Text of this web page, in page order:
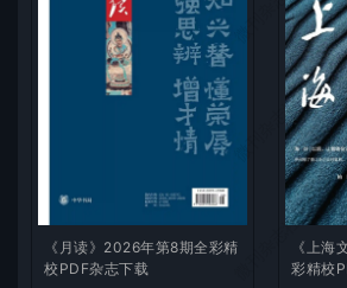
《月读》2026年第8期全彩精
校PDF杂志下载
《上海
彩精校
微刊杂志社
微刊杂志社